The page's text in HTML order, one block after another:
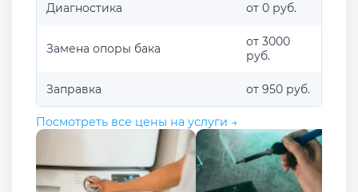
Диагностика от 0 руб.
Замена опоры бака
от 3000
руб.
Заправка от 950 руб.
Посмотреть все цены на услуги →